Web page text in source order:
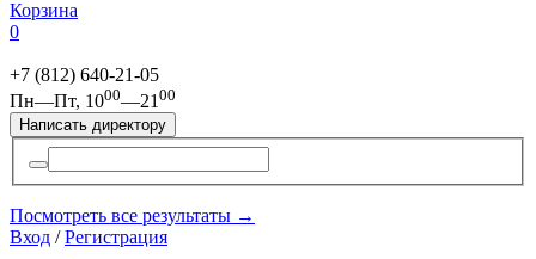
Корзина
0
+7 (812) 640-21-05
Пн—Пт, 1000—21 00
Написать директору
Посмотреть все результаты →
Вход /Регистрация